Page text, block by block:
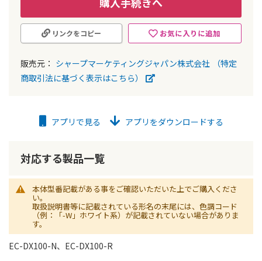
お気に入りに追加
リンクをコピー
販売元： シャープマーケティングジャパン株式会社
（特定
商取引法に基づく表示はこちら）
アプリで見る アプリをダウンロードする
対応する製品一覧
本体型番記載がある事をご確認いただいた上でご購入くださ
い。
取扱説明書等に記載されている形名の末尾には、色調コード
（例：「-W」ホワイト系）が記載されていない場合がありま
す。
EC-DX100-N、EC-DX100-R